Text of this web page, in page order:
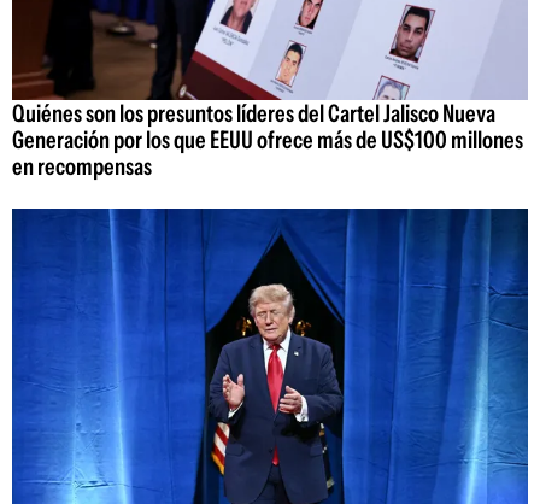
Quiénes son los presuntos líderes del Cartel Jalisco Nueva
Generación por los que EEUU ofrece más de US$100 millones
en recompensas